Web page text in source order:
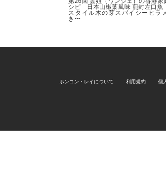
シピ 日本山椒葉風味 煎封左口
スタイル木の芽スパイシーヒラ
き〜
ホンコン・レイについて 利用規約 個